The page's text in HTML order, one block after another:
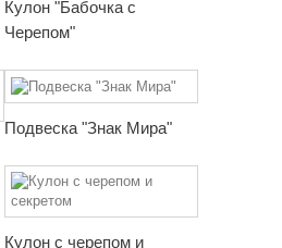
Кулон "Бабочка с
Черепом"
Подвеска "Знак Мира"
Кулон с черепом и